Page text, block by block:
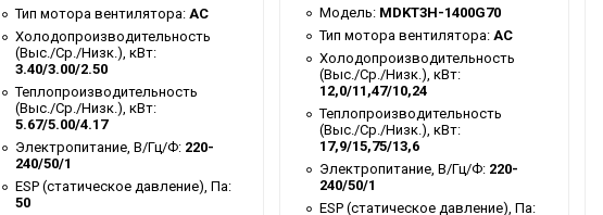
Тип мотора вентилятора: AC
Холодопроизводительность
(Выс./Ср./Низк.), кВт:
3.40/3.00/2.50
Теплопроизводительность
(Выс./Ср./Низк.), кВт:
5.67/5.00/4.17
Электропитание, В/Гц/Ф: 220-
240/50/1
ESP (статическое давление), Па:
50
Модель: MDKT3H-1400G70
Тип мотора вентилятора: AC
Холодопроизводительность
(Выс./Ср./Низк.), кВт:
12,0/11,47/10,24
Теплопроизводительность
(Выс./Ср./Низк.), кВт:
17,9/15,75/13,6
Электропитание, В/Гц/Ф: 220-
240/50/1
ESP (статическое давление), Па: